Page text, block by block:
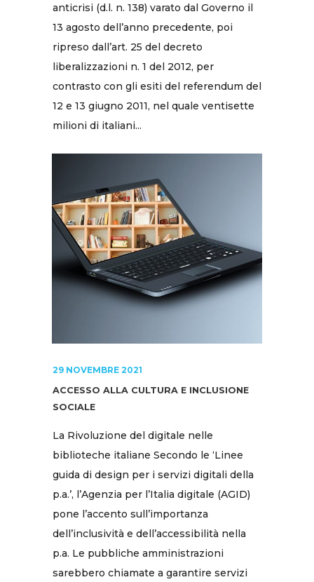
anticrisi (d.l. n. 138) varato dal Governo il
13 agosto dell’anno precedente, poi
ripreso dall’art. 25 del decreto
liberalizzazioni n. 1 del 2012, per
contrasto con gli esiti del referendum del
12 e 13 giugno 2011, nel quale ventisette
milioni di italiani...
29 NOVEMBRE 2021
ACCESSO ALLA CULTURA E INCLUSIONE
SOCIALE
La Rivoluzione del digitale nelle
biblioteche italiane Secondo le ‘Linee
guida di design per i servizi digitali della
p.a.’, l’Agenzia per l’Italia digitale (AGID)
pone l’accento sull’importanza
dell’inclusività e dell’accessibilità nella
p.a. Le pubbliche amministrazioni
sarebbero chiamate a garantire servizi